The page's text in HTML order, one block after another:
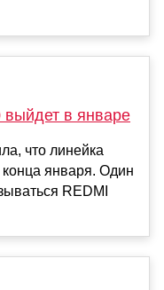
выйдет в январе
что линейка
конца января. Один
REDMI